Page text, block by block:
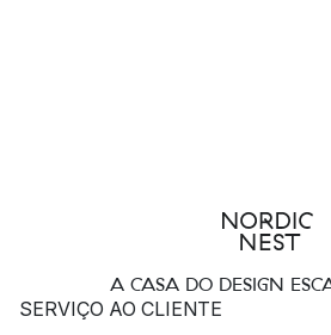
A CASA DO DESIGN
SERVIÇO AO CLIENTE